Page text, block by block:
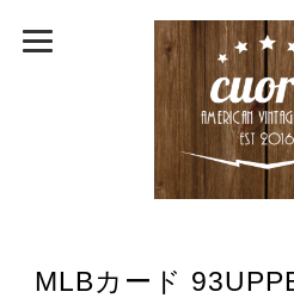
MLBカード